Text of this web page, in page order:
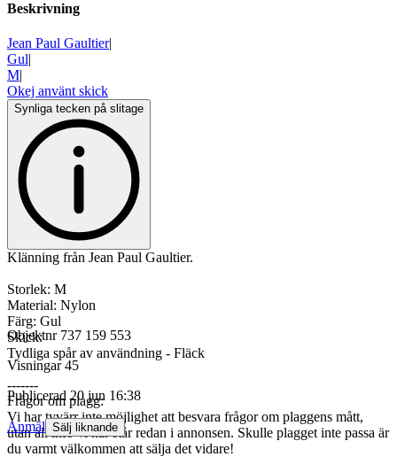
Beskrivning
Jean Paul Gaultier|
Gul|
M|
Okej använt skick
Synliga tecken på slitage
Klänning från Jean Paul Gaultier.
Storlek: M
Material: Nylon
Färg: Gul
Skick:
Tydliga spår av användning - Fläck
-------
Frågor om plagg:
Vi har tyvärr inte möjlighet att besvara frågor om plaggens mått,
utan all info vi har står redan i annonsen. Skulle plagget inte passa är
du varmt välkommen att sälja det vidare!
Objektnr 737 159 553
Visningar 45
Publicerad 20 jun 16:38
Anmäl Sälj liknande